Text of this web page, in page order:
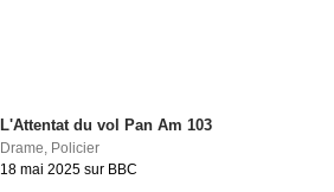
L'Attentat du vol Pan Am 103
Drame, Policier
18 mai 2025 sur BBC